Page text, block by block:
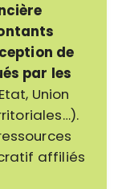
de
par les
Union
affiliés